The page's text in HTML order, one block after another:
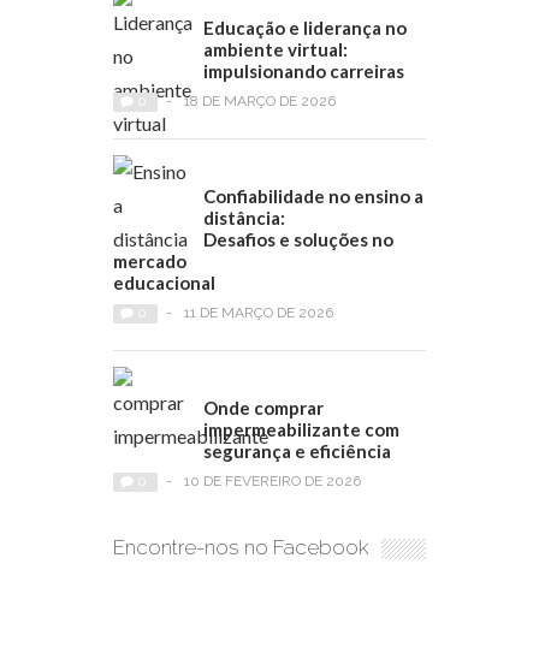
Educação e liderança no
ambiente virtual:
impulsionando carreiras
- 18 DE MARÇO DE 2026
Confiabilidade no ensino a
distância:
Desafios e soluções no
mercado
educacional
- 11 DE MARÇO DE 2026
Onde comprar
impermeabilizante com
segurança e eficiência
- 10 DE FEVEREIRO DE 2026
Encontre-nos no Facebook